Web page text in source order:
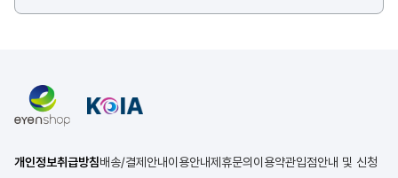
개인정보취급방침배송/결제안내이용안내제휴문의 이용약관입점안내 및 신청